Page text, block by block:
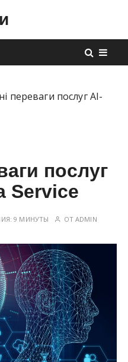
переваги послуг AI-
послуг
Service
9 МИНУТЫ ОТ ADMIN